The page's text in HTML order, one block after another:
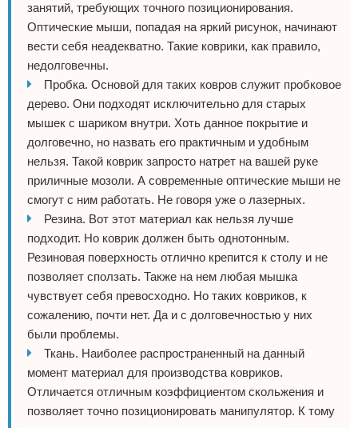
занятий, требующих точного позиционирования.
Оптические мыши, попадая на яркий рисунок, начинают
вести себя неадекватно. Такие коврики, как правило,
недолговечны.
Пробка. Основой для таких ковров служит пробковое
дерево. Они подходят исключительно для старых
мышек с шариком внутри. Хоть данное покрытие и
долговечно, но назвать его практичным и удобным
нельзя. Такой коврик запросто натрет на вашей руке
приличные мозоли. А современные оптические мыши не
смогут с ним работать. Не говоря уже о лазерных.
Резина. Вот этот материал как нельзя лучше
подходит. Но коврик должен быть однотонным.
Резиновая поверхность отлично крепится к столу и не
позволяет сползать. Также на нем любая мышка
чувствует себя превосходно. Но таких ковриков, к
сожалению, почти нет. Да и с долговечностью у них
были проблемы.
Ткань. Наиболее распространенный на данный
момент материал для производства ковриков.
Отличается отличным коэффициентом скольжения и
позволяет точно позиционировать манипулятор. К тому